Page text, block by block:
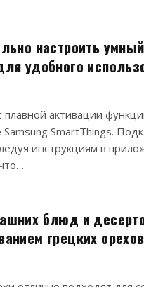
настроить
удобного
плавной активации
SmartThings.
инструкциям в
блюд и
грецких орехов